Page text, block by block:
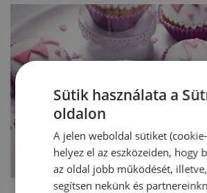
Sütik használata a
oldalon
A jelen weboldal sütiket
helyez el az eszközeiden, hogy
az oldal jobb működését,
segítsen nekünk és